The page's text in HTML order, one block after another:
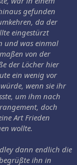
gefunden
da der
eingestürzt
und was einmal
von der
der Löcher hier
ein wenig vor
wenn sie ihr
um ihm nach
doch
Art Frieden
wollte.
dann endlich die
ihn in